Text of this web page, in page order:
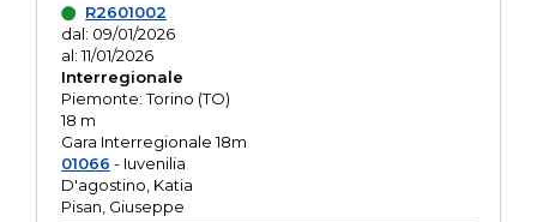
R2601002
dal: 09/01/2026
al: 11/01/2026
Interregionale
Piemonte: Torino (TO)
18 m
Gara Interregionale 18m
01066 - Iuvenilia
D'agostino, Katia
Pisan, Giuseppe